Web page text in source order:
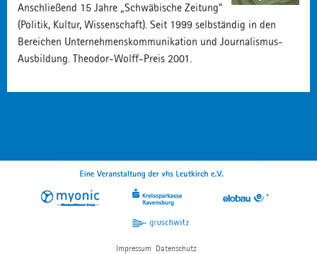
Anschließend 15 Jahre „Schwäbische Zeitung“
(Politik, Kultur, Wissenschaft). Seit 1999 selbständig in den
Bereichen Unternehmenskommunikation und Journalismus-
Ausbildung. Theodor-Wolff-Preis 2001.
Impressum Datenschutz